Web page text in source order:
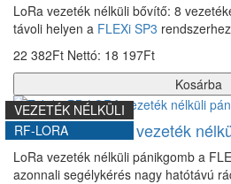
LoRa vezeték nélküli bővítő: 8
távoli helyen a FLEXi SP3
22 382Ft Nettó: 18 197Ft
Kosárba
VEZETÉK NÉLKÜLI
RF-LORA
Trikdis PB-LORA vezeték
LoRa vezeték nélküli pánikgomb a
azonnali segélykérés nagy hatótávú